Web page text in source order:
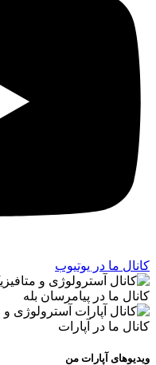
کانال ما در یوتیوب
کانال ما در پیامرسان بله
کانال ما در آپارات
ویدیوهای آپارات من